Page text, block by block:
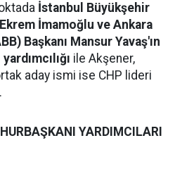
İstanbul Büyükşehir
İmamoğlu ve Ankara
Başkanı Mansur Yavaş'ın
ile Akşener,
aday ismi ise CHP lideri
YARDIMCILARI